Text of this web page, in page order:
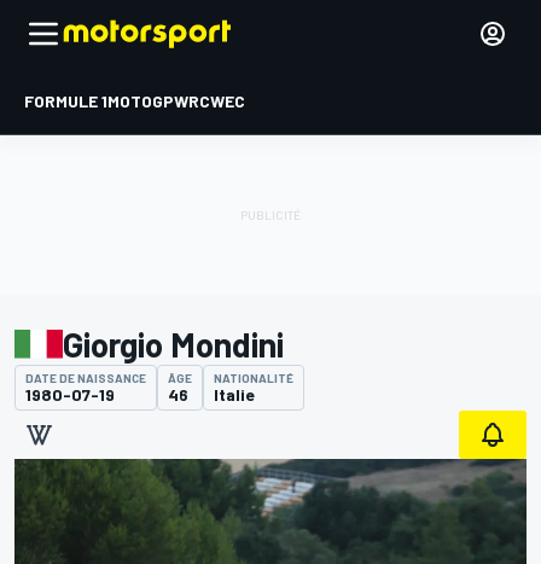
FORMULE 1MOTOGPWRCWEC
Giorgio Mondini
DATE DE NAISSANCE
1980-07-19
ÂGE
46
NATIONALITÉ
Italie